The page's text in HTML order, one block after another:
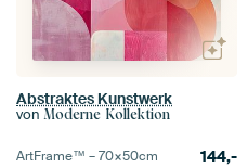
Abstraktes Kunstwerk
von Moderne Kollektion
ArtFrame™ –70×50cm 144,-